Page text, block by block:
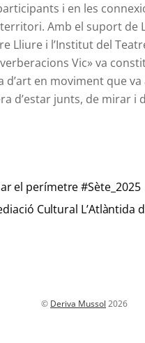
i en les
Amb el suport de
Lliure i l’Institut del
Vic» va
d’art en moviment que
d’estar junts, de mirar i
el perímetre #Sète_2025
Cultural L’Atlàntida
© Deriva Mussol 2026